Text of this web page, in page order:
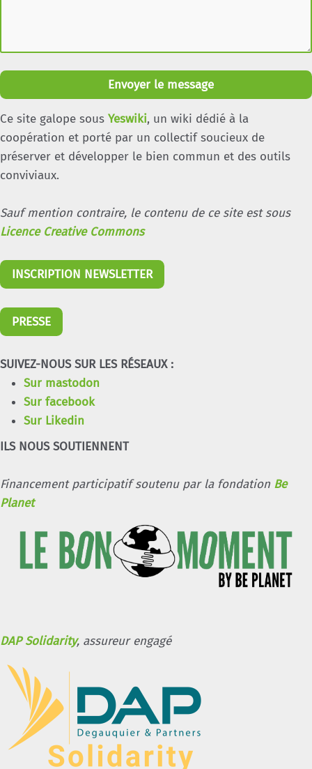
Envoyer le message
Ce site galope sous Yeswiki, un wiki dédié à la
coopération et porté par un collectif soucieux de
préserver et développer le bien commun et des outils
conviviaux.
Sauf mention contraire, le contenu de ce site est sous
Licence Creative Commons
INSCRIPTION NEWSLETTER
PRESSE
SUIVEZ-NOUS SUR LES RÉSEAUX :
Sur mastodon
Sur facebook
Sur Likedin
ILS NOUS SOUTIENNENT
Financement participatif soutenu par la fondation Be
Planet
DAP Solidarity, assureur engagé